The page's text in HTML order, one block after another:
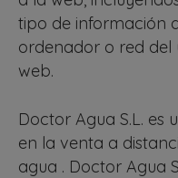
tipo de información
ordenador o red del
web.
Doctor Agua S.L. es
en la venta a
agua . Doctor Agua